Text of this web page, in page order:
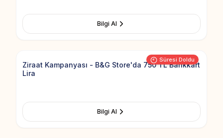
Bilgi Al
Süresi Doldu
Add to
Ziraat Kampanyası - B&G Store'da 750 TL Bankkart
Lira
Bilgi Al
Add to